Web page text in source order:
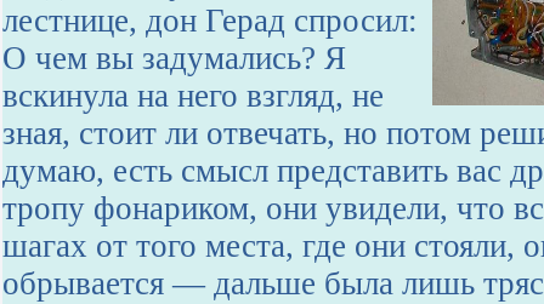
лестнице, дон Герад спросил:
О чем вы задумались? Я
вскинула на него взгляд, не
зная, стоит ли отвечать, но потом
думаю, есть смысл представить вас
тропу фонариком, они увидели, что
шагах от того места, где они стояли,
обрывается — дальше была лишь